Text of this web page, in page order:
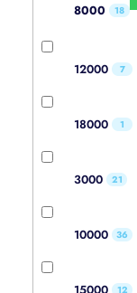
8000 18
12000 7
18000 1
3000 21
10000 36
12